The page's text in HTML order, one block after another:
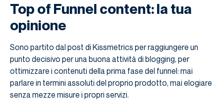
Top of Funnel content: la tua
opinione
Sono partito dal post di Kissmetrics per raggiungere un
punto decisivo per una buona attività di blogging, per
ottimizzare i contenuti della prima fase del funnel: mai
parlare in termini assoluti del proprio prodotto, mai elogiare
senza mezze misure i propri servizi.